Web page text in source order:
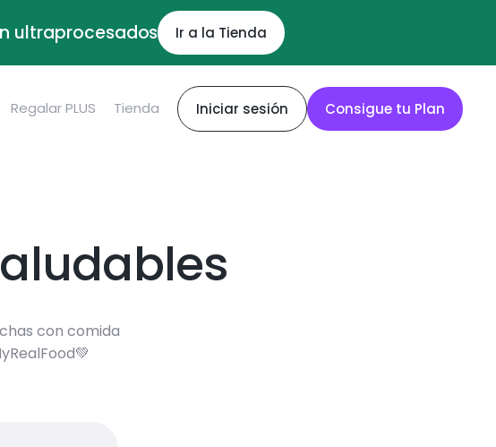
ultraprocesados Ir a la Tienda
Regalar PLUS Tienda Iniciar sesión Consigue tu Plan
con comida